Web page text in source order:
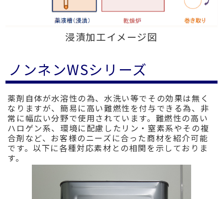
浸漬加工イメージ図
ノンネンWSシリーズ
薬剤自体が水溶性の為、水洗い等でその効果は無く
なりますが、簡易に高い難燃性を付与できる為、非
常に幅広い分野で使用されています。難燃性の高い
ハロゲン系、環境に配慮したリン・窒素系やその複
合剤など、お客様のニーズに合った商材を紹介可能
です。以下に各種対応素材との相関を示しておりま
す。